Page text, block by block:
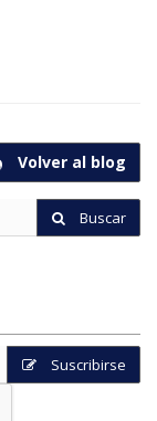
Volver al blog
Buscar
Suscribirse